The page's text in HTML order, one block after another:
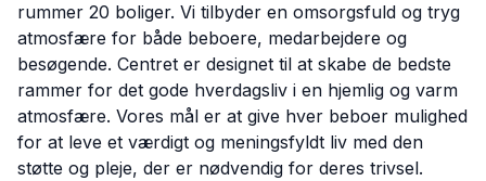
rummer 20 boliger. Vi tilbyder en omsorgsfuld og tryg
atmosfære for både beboere, medarbejdere og
besøgende. Centret er designet til at skabe de bedste
rammer for det gode hverdagsliv i en hjemlig og varm
atmosfære. Vores mål er at give hver beboer mulighed
for at leve et værdigt og meningsfyldt liv med den
støtte og pleje, der er nødvendig for deres trivsel.